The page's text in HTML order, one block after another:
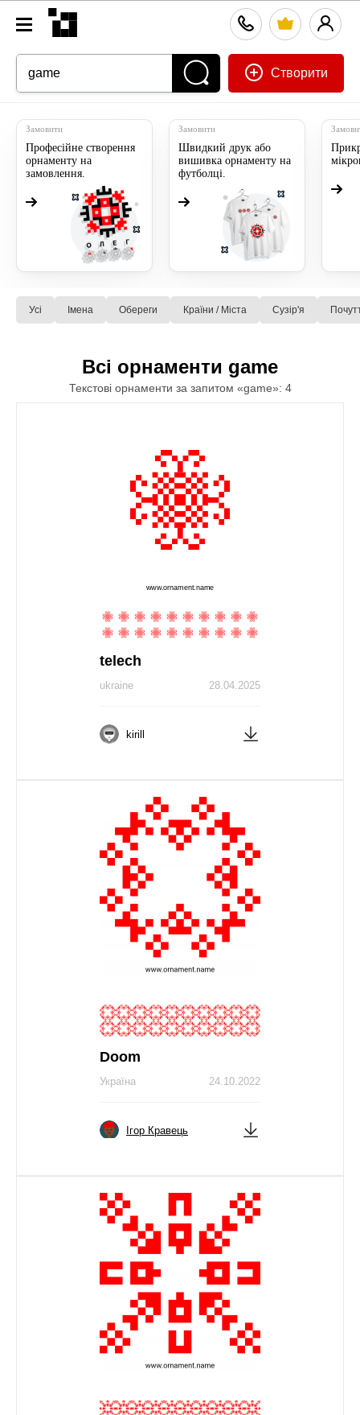
Створити
Замовити
Професійне створення
орнаменту на
замовлення.
Замовити
Швидкий друк або
вишивка орнаменту на
футболці.
Усі Імена Обереги Країни / Міста Сузiр'я
Всі орнаменти game
Текстові орнаменти за запитом «game»: 4
telech
28.04.2025
ukraine
kirill
Doom
24.10.2022
Україна
Ігор Кравець